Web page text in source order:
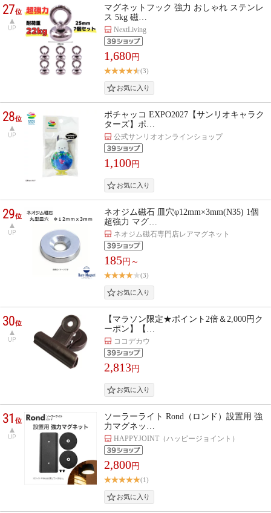
27位
UP
マグネットフック 強力 おしゃれ ステンレ
ス 5kg 磁…
NextLiving
1,680円
(3)
28位
UP
ポチャッコ EXPO2027【サンリオキャラク
ターズ】ポ…
公式サンリオオンラインショップ
1,100円
29位
UP
ネオジム磁石 皿穴φ12mm×3mm(N35) 1個
超強力 マグ…
ネオジム磁石専門店レアマグネット
185円～
(3)
30位
UP
【マラソン限定★ポイント2倍＆2,000円ク
ーポン】【…
ココデカウ
2,813円
31位
UP
ソーラーライト Rond（ロンド）設置用 強
力マグネッ…
HAPPYJOINT（ハッピージョイント）
2,800円
(1)